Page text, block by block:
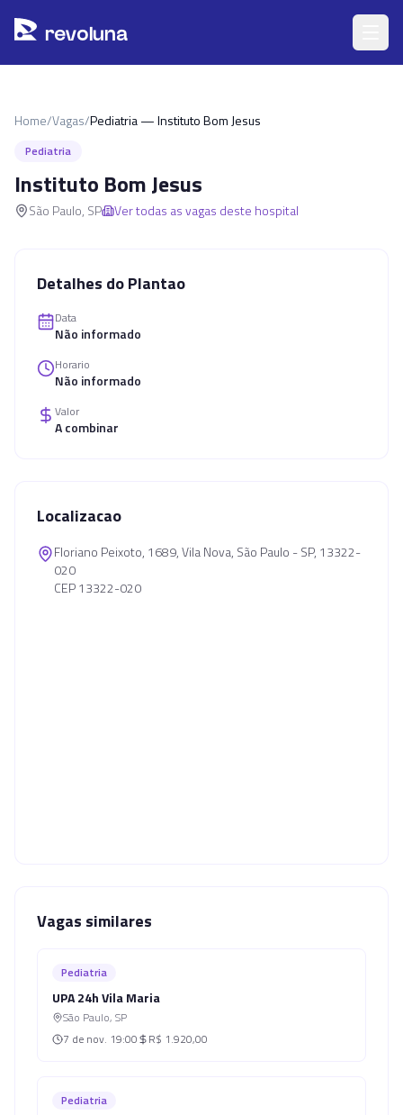
revoluna
Home/Vagas/Pediatria — Instituto Bom Jesus
Pediatria
Instituto Bom Jesus
São Paulo, SP Ver todas as vagas deste hospital
Detalhes do Plantao
Data
Não informado
Horario
Não informado
Valor
A combinar
Localizacao
Floriano Peixoto, 1689, Vila Nova, São Paulo - SP, 13322-
020
CEP 13322-020
Vagas similares
Pediatria
UPA 24h Vila Maria
São Paulo, SP
7 de nov. 19:00 R$ 1.920,00
Pediatria